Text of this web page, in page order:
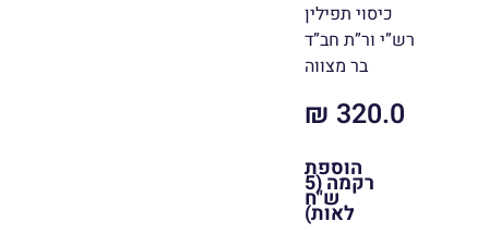
כיסוי תפילין
רש”י ור”ת חב”ד
בר מצווה
₪ 320.0
הוספת
רקמה (5
ש"ח
לאות)